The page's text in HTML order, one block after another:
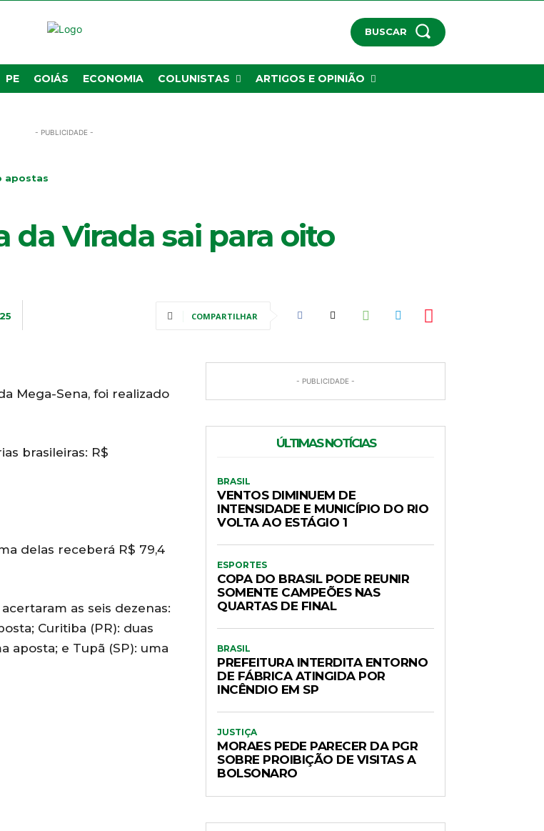
BUSCAR
PE GOIÁS ECONOMIA COLUNISTAS ARTIGOS E OPINIÃO
- PUBLICIDADE -
apostas
da Virada sai para oito
COMPARTILHAR
Mega-Sena, foi realizado
brasileiras: R$
delas receberá R$ 79,4
as seis dezenas:
Curitiba (PR): duas
aposta; e Tupã (SP): uma
- PUBLICIDADE -
ÚLTIMAS NOTÍCIAS
BRASIL
VENTOS DIMINUEM DE
INTENSIDADE E MUNICÍPIO DO RIO
VOLTA AO ESTÁGIO 1
ESPORTES
COPA DO BRASIL PODE REUNIR
SOMENTE CAMPEÕES NAS
QUARTAS DE FINAL
BRASIL
PREFEITURA INTERDITA ENTORNO
DE FÁBRICA ATINGIDA POR
INCÊNDIO EM SP
JUSTIÇA
MORAES PEDE PARECER DA PGR
SOBRE PROIBIÇÃO DE VISITAS A
BOLSONARO